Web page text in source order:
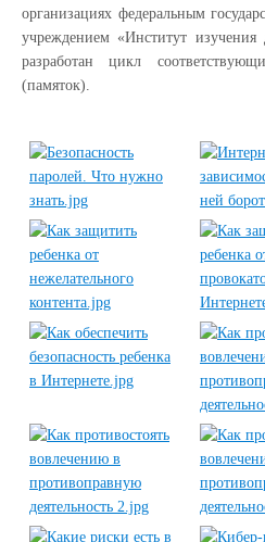
организациях федеральным
учреждением «Институт изучения
разработан цикл
(памяток).